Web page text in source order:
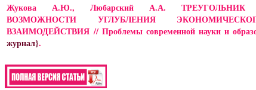
Жукова А.Ю., Любарский А.А. ТРЕУГОЛЬНИК
ВОЗМОЖНОСТИ УГЛУБЛЕНИЯ
ВЗАИМОДЕЙСТВИЯ // Проблемы современной науки и
журнал}.